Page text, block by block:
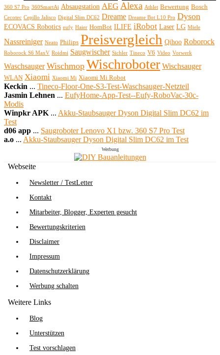
360 S7 Pro 360SmartAi Absaugstation AEG Alexa Athlet Bewertung Bosch
Cecotec Cepillo Jalisco Digital Slim DC62 Dreame Dreame Bot L10 Pro Dyson
ECOVACS Robotics eufy Haier HomBot ILIFE iRobot Laser LG Miele
Nassreiniger Neato Philips Preisvergleich Qihoo Roborock
Roborock S6 MaxV Roidmi Saugwischer Sichler Tineco V6 Video Vorwerk
Waschsauger Wischmop Wischroboter Wischsauger
WLAN Xiaomi Xiaomi Mi Xiaomi Mi Robot
Keckin ... Tineco-Floor-One-S3-Test-Waschsauger-Netzteil
Jasmin Lehnen ... EufyHome-App-Test--Eufy-RoboVac-30c-
Modis
Winpkr APK ... Akku-Staubsauger Dyson Digital Slim DC62 im
Test
d06 app ... Saugroboter Lenovo X1 bzw. 360 S7 Pro Test
a.o ... Akku-Staubsauger Dyson Digital Slim DC62 im Test
Werbung
Webseite
Newsletter / TestLetter
Kontakt
Mitarbeiter, Blogger, Experten gesucht
Bewertungskriterien
Disclaimer
Impressum
Datenschutzerklärung
Werbung schalten
Weitere Links
Blog
Unterstützen
Test vorschlagen